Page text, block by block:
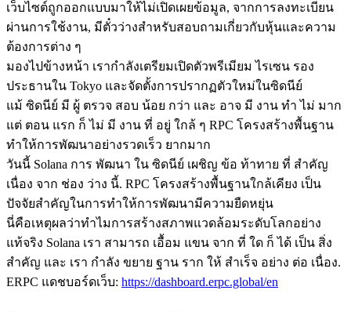
เว็บไซต์ถูกออกแบบมาให้ไม่เปิดเผยข้อมูล, จากการลงทะเบียน
ผ่านการใช้งาน, มีตั๋วว่างสําหรับสอบถามเกี่ยวกับหุ้นและความ
ต้องการต่าง ๆ
มองไปข้างหน้า เรากําลังเตรียมเปิดตัวพรีเมียม ไรเซน รอง
ประธานใน Tokyo และจัดตั้งการปรากฏตัวใหม่ในซิดนีย์
แม้ ซิดนีย์ มี ผู้ ตรวจ สอบ น้อย กว่า และ อาจ มี งาน ทํา ไม่ มาก
แต่ ตอน แรก ก็ ไม่ มี งาน ที่ อยู่ ใกล้ ๆ RPC โครงสร้างพื้นฐาน
ทําให้การพัฒนาอย่างรวดเร็ว ยากมาก
วันนี้ Solana การ พัฒนา ใน ซิดนีย์ เผชิญ ข้อ ท้าทาย ที่ สําคัญ
เนื่อง จาก ช่อง ว่าง นี้. RPC โครงสร้างพื้นฐานใกล้เคียง เป็น
ปัจจัยสําคัญในการทําให้การพัฒนามีความยืดหยุ่น
นี่คือเหตุผลว่าทําไมการสร้างสภาพแวดล้อมระดับโลกอย่าง
แท้จริง Solana เรา สามารถ เอื้อม แขน จาก ที่ ใด ก็ ได้ เป็น สิ่ง
สําคัญ และ เรา กําลัง ขยาย ฐาน ราก ให้ สําเร็จ อย่าง ต่อ เนื่อง.
ERPC แดชบอร์ดเว็บ: https://dashboard.erpc.global/en